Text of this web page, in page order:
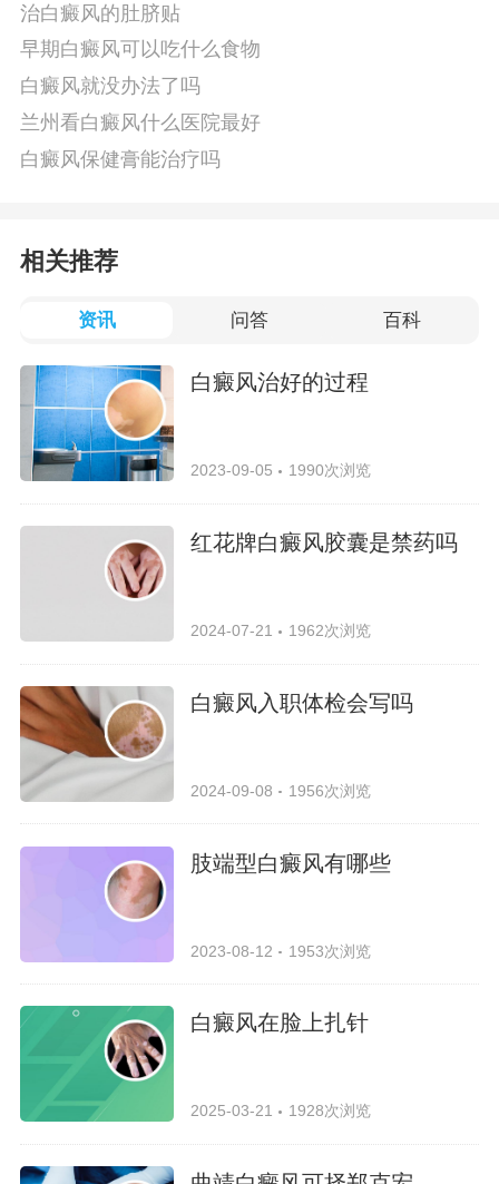
治白癜风的肚脐贴
早期白癜风可以吃什么食物
白癜风就没办法了吗
兰州看白癜风什么医院最好
白癜风保健膏能治疗吗
相关推荐
资讯 问答 百科
白癜风治好的过程
2023-09-05 1990次浏览
红花牌白癜风胶囊是禁药吗
2024-07-21 1962次浏览
白癜风入职体检会写吗
2024-09-08 1956次浏览
肢端型白癜风有哪些
2023-08-12 1953次浏览
白癜风在脸上扎针
2025-03-21 1928次浏览